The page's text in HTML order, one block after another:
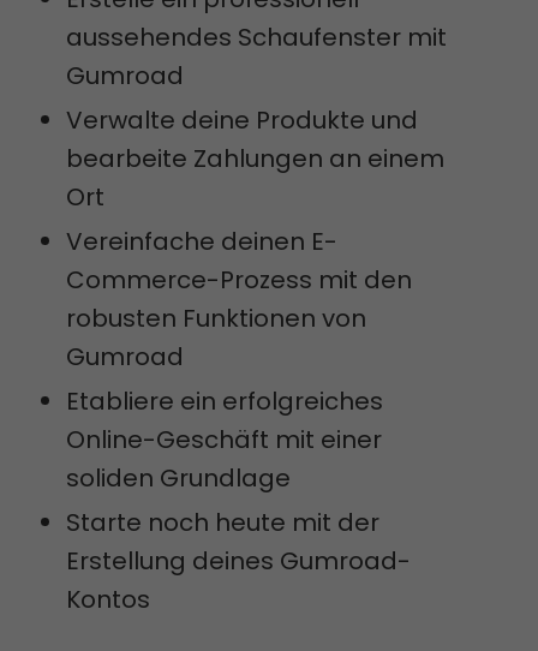
aussehendes Schaufenster mit
Gumroad
Verwalte deine Produkte und
bearbeite Zahlungen an einem
Ort
Vereinfache deinen E-
Commerce-Prozess mit den
robusten Funktionen von
Gumroad
Etabliere ein erfolgreiches
Online-Geschäft mit einer
soliden Grundlage
Starte noch heute mit der
Erstellung deines Gumroad-
Kontos